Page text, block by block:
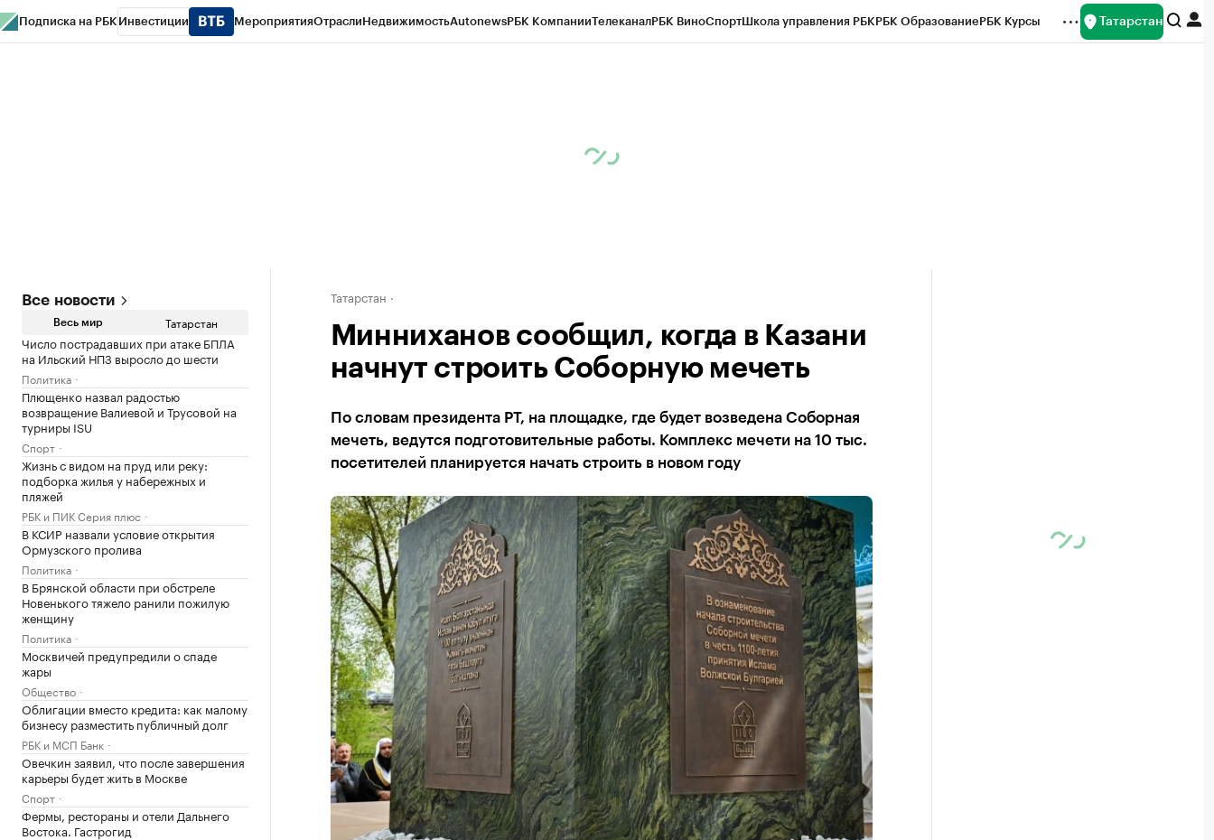
Подписка на РБК Инвестиции МероприятияОтраслиНедвижимостьAutonewsРБК КомпанииТелеканалРБК ВиноСпортШкола управления РБКРБК ОбразованиеРБК Курсы Татарстан
Все новости
Весь мир Татарстан
Число пострадавших при атаке БПЛА
на Ильский НПЗ выросло до шести
Политика
Плющенко назвал радостью
возвращение Валиевой и Трусовой на
турниры ISU
Спорт
Жизнь с видом на пруд или реку:
подборка жилья у набережных и
пляжей
РБК и ПИК Серия плюс
В КСИР назвали условие открытия
Ормузского пролива
Политика
В Брянской области при обстреле
Новенького тяжело ранили пожилую
женщину
Политика
Москвичей предупредили о спаде
жары
Общество
Облигации вместо кредита: как малому
бизнесу разместить публичный долг
РБК и МСП Банк
Овечкин заявил, что после завершения
карьеры будет жить в Москве
Спорт
Фермы, рестораны и отели Дальнего
Востока. Гастрогид
Татарстан
Минниханов сообщил, когда в Казани
начнут строить Соборную мечеть
По словам президента РТ, на площадке, где будет возведена Соборная
мечеть, ведутся подготовительные работы. Комплекс мечети на 10 тыс.
посетителей планируется начать строить в новом году